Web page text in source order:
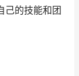
己的技能和团